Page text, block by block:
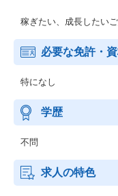
稼ぎたい、成長したい
必要な免許・
特になし
学歴
不問
求人の特色